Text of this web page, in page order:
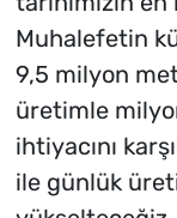
Muhalefetin
9,5 milyon
üretimle
ihtiyacını
ile günlük